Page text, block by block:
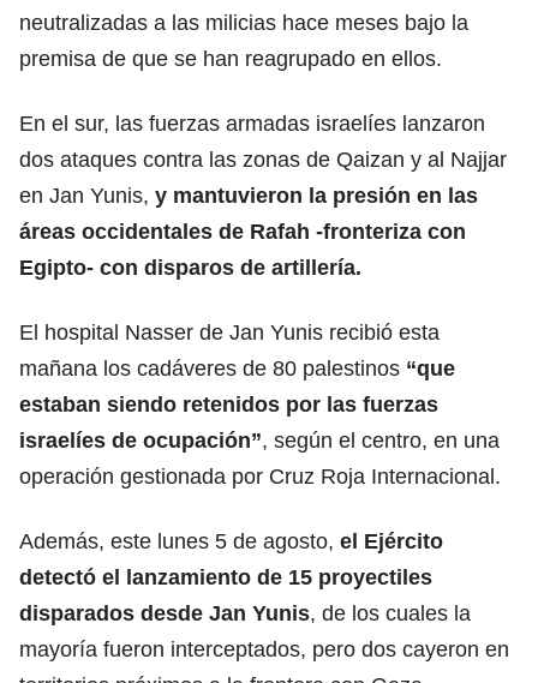
neutralizadas a las milicias hace meses bajo la
premisa de que se han reagrupado en ellos.
En el sur, las fuerzas armadas israelíes lanzaron
dos ataques contra las zonas de Qaizan y al Najjar
en Jan Yunis, y mantuvieron la presión en las
áreas occidentales de Rafah -fronteriza con
Egipto- con disparos de artillería.
El hospital Nasser de Jan Yunis recibió esta
mañana los cadáveres de 80 palestinos “que
estaban siendo retenidos por las fuerzas
israelíes de ocupación”, según el centro, en una
operación gestionada por Cruz Roja Internacional.
Además, este lunes 5 de agosto, el Ejército
detectó el lanzamiento de 15 proyectiles
disparados desde Jan Yunis, de los cuales la
mayoría fueron interceptados, pero dos cayeron en